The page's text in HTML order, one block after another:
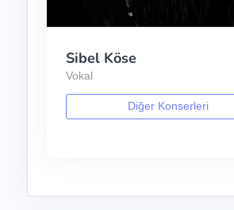
Sibel Köse
Vokal
Diğer Konserleri